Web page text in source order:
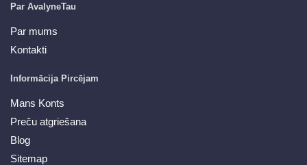
Par AvalyneTau
Par mums
Kontakti
Informācija Pircējam
Mans Konts
Preču atgriešana
Blog
Sitemap